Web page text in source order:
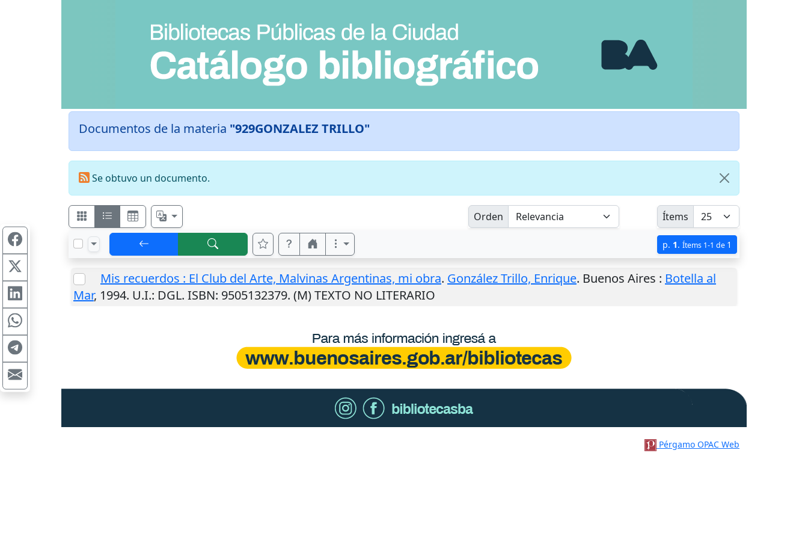
Documentos de la materia "929GONZALEZ TRILLO"
Se obtuvo un documento.
Orden Ítems
p. 1. Ítems 1-1 de 1
Mis recuerdos : El Club del Arte, Malvinas Argentinas, mi obra. González Trillo, Enrique. Buenos Aires : Botella al
Mar, 1994. U.I.: DGL. ISBN: 9505132379. (M) TEXTO NO LITERARIO
Pérgamo OPAC Web